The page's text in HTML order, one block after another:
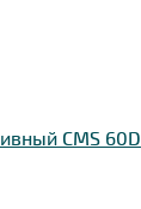
CMS 60D